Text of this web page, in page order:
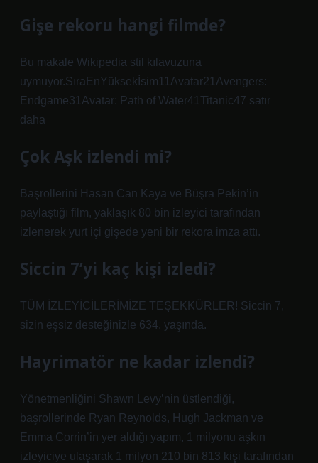
Gişe rekoru hangi filmde?
Bu makale Wikipedia stil kılavuzuna
uymuyor.SıraEnYüksekİsim11Avatar21Avengers:
Endgame31Avatar: Path of Water41Titanic47 satır
daha
Çok Aşk izlendi mi?
Başrollerini Hasan Can Kaya ve Büşra Pekin’in
paylaştığı film, yaklaşık 80 bin izleyici tarafından
izlenerek yurt içi gişede yeni bir rekora imza attı.
Siccin 7’yi kaç kişi izledi?
TÜM İZLEYİCİLERİMİZE TEŞEKKÜRLER! Siccin 7,
sizin eşsiz desteğinizle 634. yaşında.
Hayrimatör ne kadar izlendi?
Yönetmenliğini Shawn Levy’nin üstlendiği,
başrollerinde Ryan Reynolds, Hugh Jackman ve
Emma Corrin’in yer aldığı yapım, 1 milyonu aşkın
izleyiciye ulaşarak 1 milyon 210 bin 813 kişi tarafından